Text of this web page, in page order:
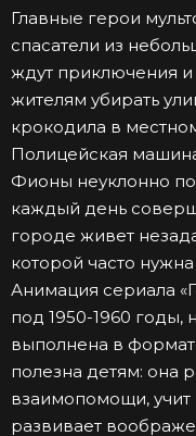
Главные герои
спасатели из
ждут приключения
жителям убирать
крокодила в
Полицейская
Фионы неуклонно
каждый день
городе живет
которой часто
Анимация сериала
под 1950-1960 годы,
выполнена в
полезна детям: она
взаимопомощи,
развивает